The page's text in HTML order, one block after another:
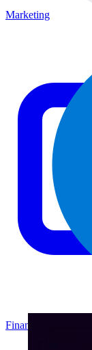
Marketing
Finanzas